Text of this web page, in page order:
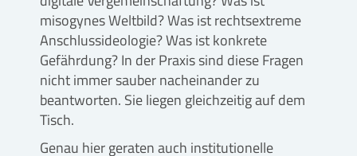
misogynes Weltbild? Was ist rechtsextreme
Anschlussideologie? Was ist konkrete
Gefährdung? In der Praxis sind diese Fragen
nicht immer sauber nacheinander zu
beantworten. Sie liegen gleichzeitig auf dem
Tisch.
Genau hier geraten auch institutionelle